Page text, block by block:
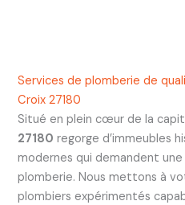
Services de plomberie de
Croix 27180
Situé en plein cœur de la
27180 regorge d’immeubles
modernes qui demandent
plomberie. Nous mettons à
plombiers expérimentés